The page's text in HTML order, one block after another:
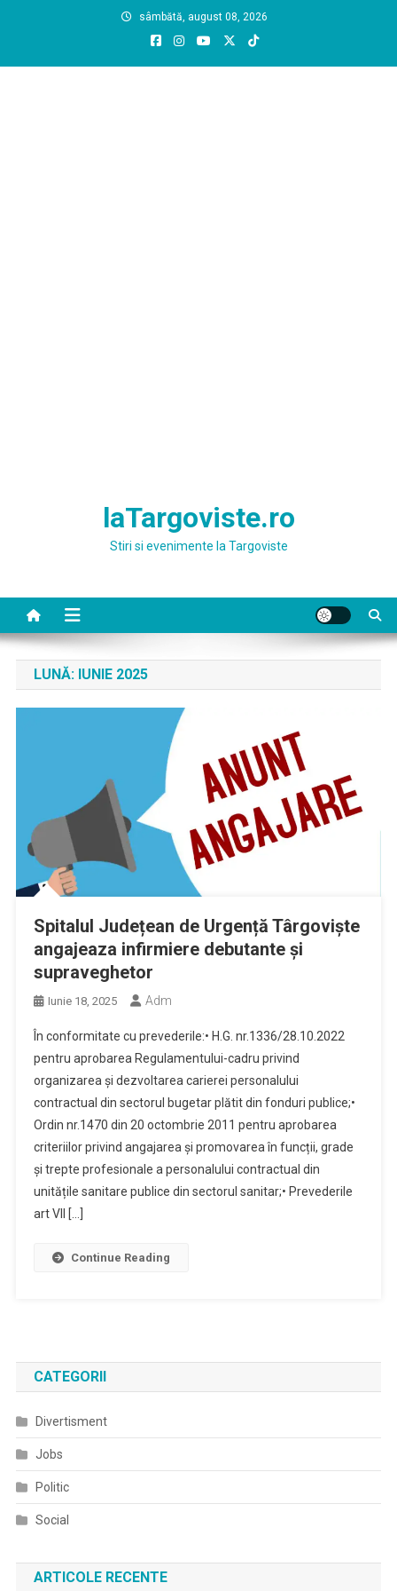
sâmbătă, august 08, 2026
laTargoviste.ro
Stiri si evenimente la Targoviste
LUNĂ: IUNIE 2025
Spitalul Județean de Urgență Târgoviște
angajeaza infirmiere debutante și
supraveghetor
Iunie 18, 2025 Adm
În conformitate cu prevederile:• H.G. nr.1336/28.10.2022
pentru aprobarea Regulamentului-cadru privind
organizarea și dezvoltarea carierei personalului
contractual din sectorul bugetar plătit din fonduri publice;•
Ordin nr.1470 din 20 octombrie 2011 pentru aprobarea
criteriilor privind angajarea și promovarea în funcții, grade
și trepte profesionale a personalului contractual din
unitățile sanitare publice din sectorul sanitar;• Prevederile
art VII […]
Continue Reading
CATEGORII
Divertisment
Jobs
Politic
Social
ARTICOLE RECENTE